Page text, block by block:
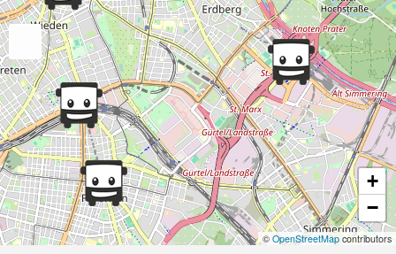
+
−
© OpenStreetMap contributors